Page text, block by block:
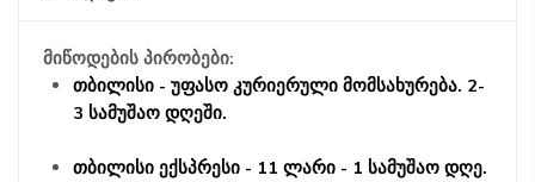
მიწოდების პირობები:
თბილისი - უფასო კურიერული მომსახურება. 2-
3 სამუშაო დღეში.
თბილისი ექსპრესი - 11 ლარი - 1 სამუშაო დღე.